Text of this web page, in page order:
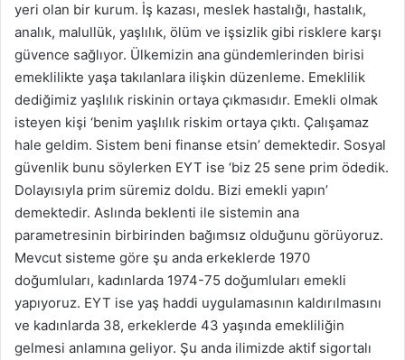
yeri olan bir kurum. İş kazası, meslek hastalığı, hastalık,
analık, malullük, yaşlılık, ölüm ve işsizlik gibi risklere karşı
güvence sağlıyor. Ülkemizin ana gündemlerinden birisi
emeklilikte yaşa takılanlara ilişkin düzenleme. Emeklilik
dediğimiz yaşlılık riskinin ortaya çıkmasıdır. Emekli olmak
isteyen kişi ‘benim yaşlılık riskim ortaya çıktı. Çalışamaz
hale geldim. Sistem beni finanse etsin’ demektedir. Sosyal
güvenlik bunu söylerken EYT ise ‘biz 25 sene prim ödedik.
Dolayısıyla prim süremiz doldu. Bizi emekli yapın’
demektedir. Aslında beklenti ile sistemin ana
parametresinin birbirinden bağımsız olduğunu görüyoruz.
Mevcut sisteme göre şu anda erkeklerde 1970
doğumluları, kadınlarda 1974-75 doğumluları emekli
yapıyoruz. EYT ise yaş haddi uygulamasının kaldırılmasını
ve kadınlarda 38, erkeklerde 43 yaşında emekliliğin
gelmesi anlamına geliyor. Şu anda ilimizde aktif sigortalı